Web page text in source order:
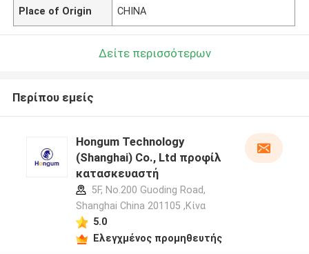
Place of Origin CHINA
Δείτε περισσότερων
Περίπου εμείς
Hongum Technology
(Shanghai) Co., Ltd προφίλ
κατασκευαστή
5F, No.200 Guoding Road,
Shanghai China 201105 ,Κίνα
5.0
Ελεγχμένος προμηθευτής